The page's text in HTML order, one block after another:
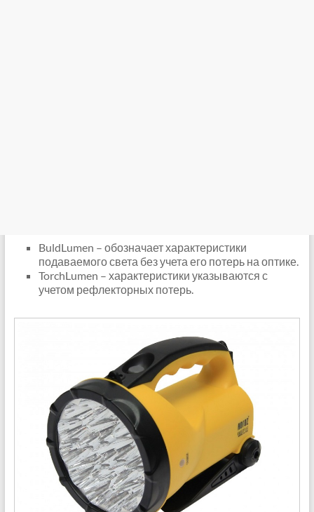
BuldLumen – обозначает характеристики
подаваемого света без учета его потерь на оптике.
TorchLumen – характеристики указываются с
учетом рефлекторных потерь.